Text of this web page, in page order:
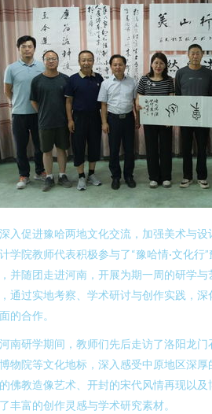
入促进豫哈两地文化交流，加强美术与
学院教师代表积极参与了“豫哈情·文化行
并随团走进河南，开展为期一周的研学
通过实地考察、学术研讨与创作实践，
的合作。
南研学期间，教师们先后走访了洛阳龙
物院等文化地标，深入感受中原地区深
佛教造像艺术、开封的宋代风情再现以
丰富的创作灵感与学术研究素材。